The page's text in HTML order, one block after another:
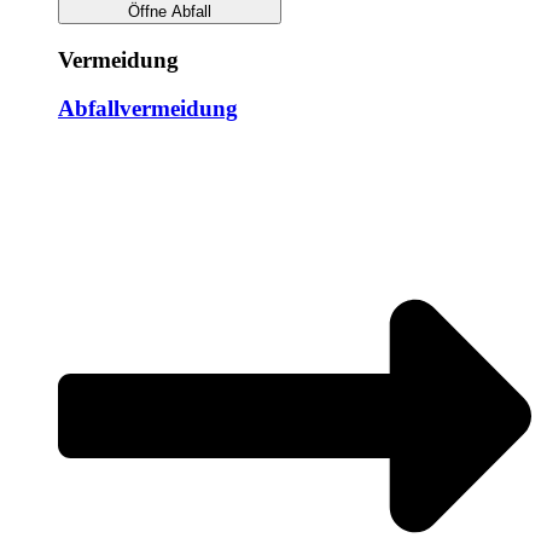
Öffne Abfall
Vermeidung
Abfallvermeidung